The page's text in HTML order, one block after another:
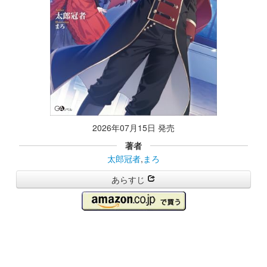
2026年07月15日 発売
著者
太郎冠者, まろ
あらすじ